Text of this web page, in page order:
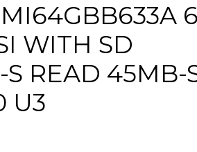
WITH SD
READ 45MB-
U3